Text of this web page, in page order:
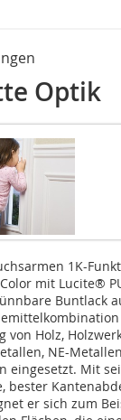
Optik
1K-
mit Lucite®
Buntlack
von Holz,
NE-
ein­ge­setzt. Mit
be­s­ter
er sich zum